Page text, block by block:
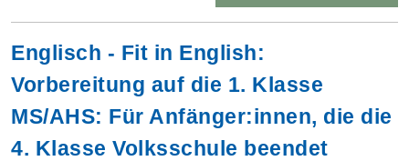
Englisch - Fit in English:
Vorbereitung auf die 1. Klasse
MS/AHS: Für Anfänger:innen, die die
4. Klasse Volksschule beendet